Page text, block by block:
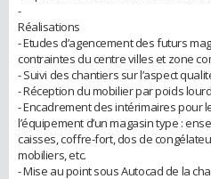
-
Réalisations
- Etudes d’agencement des futurs
contraintes du centre villes et zone
- Suivi des chantiers sur l’aspect
- Réception du mobilier par poids
- Encadrement des intérimaires pour
l’équipement d’un magasin type :
caisses, coffre-fort, dos de
mobiliers, etc.
- Mise au point sous Autocad de la